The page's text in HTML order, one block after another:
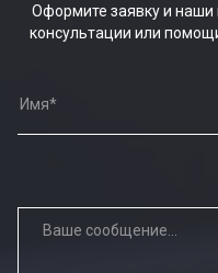
Оформите заявку и
консультации или